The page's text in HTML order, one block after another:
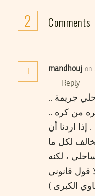
2 Comments
1 mandhouj on
Reply
جريمة ..
من كره ..
اردنا أن
لكل ما
، لكنه
قول قانوني